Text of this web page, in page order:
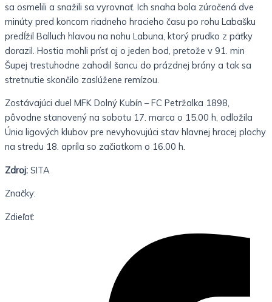
sa osmelili a snažili sa vyrovnať. Ich snaha bola zúročená dve
minúty pred koncom riadneho hracieho času po rohu Labašku
predĺžil Balluch hlavou na nohu Labuna, ktorý prudko z päťky
dorazil. Hostia mohli prísť aj o jeden bod, pretože v 91. min
Šupej trestuhodne zahodil šancu do prázdnej brány a tak sa
stretnutie skončilo zaslúžene remízou.
Zostávajúci duel MFK Dolný Kubín – FC Petržalka 1898,
pôvodne stanovený na sobotu 17. marca o 15.00 h, odložila
Únia ligových klubov pre nevyhovujúci stav hlavnej hracej plochy
na stredu 18. apríla so začiatkom o 16.00 h.
Zdroj: SITA
Značky:
Zdieľať: